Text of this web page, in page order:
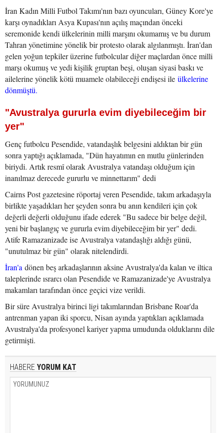
İran Kadın Milli Futbol Takımı'nın bazı oyuncuları, Güney Kore'ye
karşı oynadıkları Asya Kupası'nın açılış maçından önceki
seremonide kendi ülkelerinin milli marşını okumamış ve bu durum
Tahran yönetimine yönelik bir protesto olarak algılanmıştı. İran'dan
gelen yoğun tepkiler üzerine futbolcular diğer maçlardan önce milli
marşı okumuş ve yedi kişilik gruptan beşi, oluşan siyasi baskı ve
ailelerine yönelik kötü muamele olabileceği endişesi ile ülkelerine
dönmüştü.
"Avustralya gururla evim diyebileceğim bir
yer"
Genç futbolcu Pesendide, vatandaşlık belgesini aldıktan bir gün
sonra yaptığı açıklamada, "Dün hayatımın en mutlu günlerinden
biriydi. Artık resmî olarak Avustralya vatandaşı olduğum için
inanılmaz derecede gururlu ve minnettarım" dedi
Cairns Post gazetesine röportaj veren Pesendide, takım arkadaşıyla
birlikte yaşadıkları her şeyden sonra bu anın kendileri için çok
değerli değerli olduğunu ifade ederek "Bu sadece bir belge değil,
yeni bir başlangıç ve gururla evim diyebileceğim bir yer" dedi.
Atife Ramazanizade ise Avustralya vatandaşlığı aldığı günü,
"unutulmaz bir gün" olarak nitelendirdi.
İran'a dönen beş arkadaşlarının aksine Avustralya'da kalan ve iltica
taleplerinde ısrarcı olan Pesendide ve Ramazanizade'ye Avustralya
makamları tarafından önce geçici vize verildi.
Bir süre Avustralya birinci ligi takımlarından Brisbane Roar'da
antrenman yapan iki sporcu, Nisan ayında yaptıkları açıklamada
Avustralya'da profesyonel kariyer yapma umudunda olduklarını dile
getirmişti.
HABERE YORUM KAT